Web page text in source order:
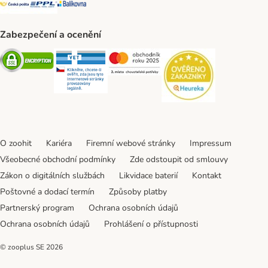
Zabezpečení a ocenění
Security Security Security
O zoohit Kariéra Firemní webové stránky
Impressum
Všeobecné obchodní podmínky
Zde odstoupit od smlouvy
Zákon o digitálních službách
Likvidace baterií
Kontakt
Poštovné a dodací termín
Způsoby platby
Partnerský program
Ochrana osobních údajů
Ochrana osobních údajů
Prohlášení o přístupnosti
© zooplus SE 2026